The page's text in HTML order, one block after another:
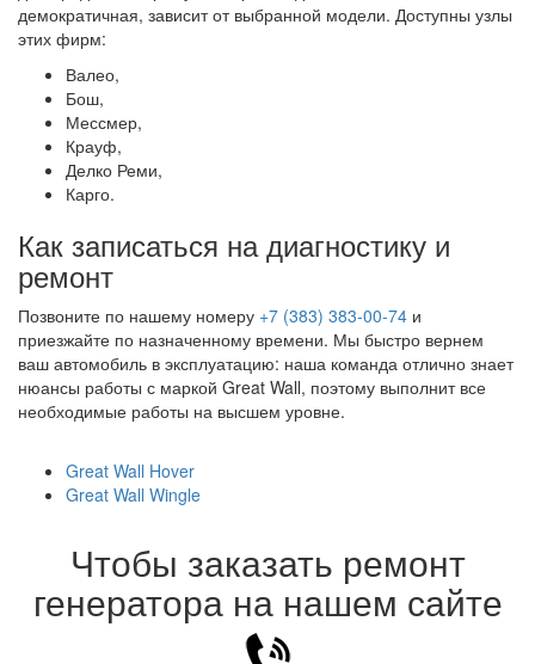
демократичная, зависит от выбранной модели. Доступны узлы
этих фирм:
Валео,
Бош,
Мессмер,
Крауф,
Делко Реми,
Карго.
Как записаться на диагностику и
ремонт
Позвоните по нашему номеру +7 (383) 383-00-74 и
приезжайте по назначенному времени. Мы быстро вернем
ваш автомобиль в эксплуатацию: наша команда отлично знает
нюансы работы с маркой Great Wall, поэтому выполнит все
необходимые работы на высшем уровне.
Great Wall Hover
Great Wall Wingle
Чтобы заказать ремонт
генератора на нашем сайте